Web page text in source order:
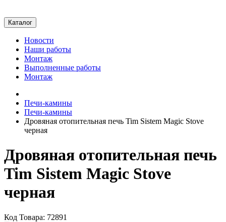
Каталог
Новости
Наши работы
Монтаж
Выполненные работы
Монтаж
Печи-камины
Печи-камины
Дровяная отопительная печь Tim Sistem Magic Stove
черная
Дровяная отопительная печь
Tim Sistem Magic Stove
черная
Код Товара: 72891